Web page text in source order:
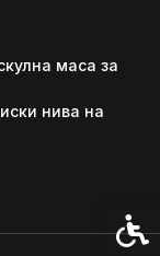
маса за
нива на